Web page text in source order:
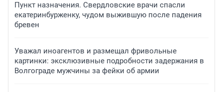
Пункт назначения. Свердловские врачи спасли
екатеринбурженку, чудом выжившую после падения
бревен
Уважал иноагентов и размещал фривольные
картинки: эксклюзивные подробности задержания в
Волгограде мужчины за фейки об армии